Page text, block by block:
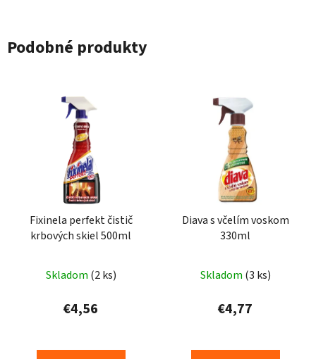
Podobné produkty
Fixinela perfekt čistič
krbových skiel 500ml
Skladom (2 ks)
€4,56
Diava s včelím voskom
330ml
Skladom (3 ks)
€4,77